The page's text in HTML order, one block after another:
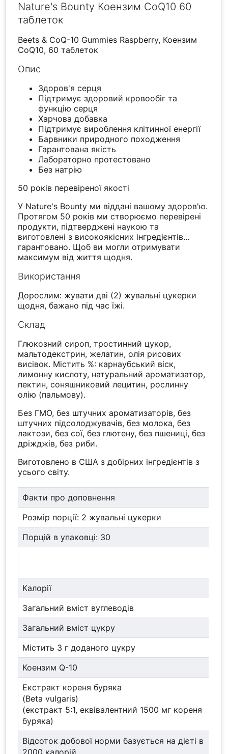
Nature's Bounty Коензим CoQ10 60
таблеток
Beets & CoQ-10 Gummies Raspberry, Коензим
CoQ10, 60 таблеток
Опис
Здоров'я серця
Підтримує здоровий кровообіг та
функцію серця
Харчова добавка
Підтримує вироблення клітинної енергії
Барвники природного походження
Гарантована якість
Лабораторно протестовано
Без натрію
50 років перевіреної якості
У Nature's Bounty ми віддані вашому здоров'ю.
Протягом 50 років ми створюємо перевірені
продукти, підтверджені наукою та
виготовлені з високоякісних інгредієнтів...
гарантовано. Щоб ви могли отримувати
максимум від життя щодня.
Використання
Дорослим: жувати дві (2) жувальні цукерки
щодня, бажано під час їжі.
Склад
Глюкозний сироп, тростинний цукор,
мальтодекстрин, желатин, олія рисових
висівок. Містить %: карнаубський віск,
лимонну кислоту, натуральний ароматизатор,
пектин, соняшниковий лецитин, рослинну
олію (пальмову).
Без ГМО, без штучних ароматизаторів, без
штучних підсолоджувачів, без молока, без
лактози, без сої, без глютену, без пшениці, без
дріжджів, без риби.
Виготовлено в США з добірних інгредієнтів з
усього світу.
Факти про доповнення
Розмір порції: 2 жувальні цукерки
Порцій в упаковці: 30
Калорії
Загальний вміст вуглеводів
Загальний вміст цукру
Містить 3 г доданого цукру
Коензим Q-10
Екстракт кореня буряка
(Beta vulgaris)
(екстракт 5:1, еквівалентний 1500 мг кореня
буряка)
Відсоток добової норми базується на дієті в